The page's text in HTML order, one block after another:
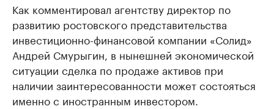
Как комментировал агентству директор по
развитию ростовского представительства
инвестиционно-финансовой компании «Солид»
Андрей Смурыгин, в нынешней экономической
ситуации сделка по продаже активов при
наличии заинтересованности может состояться
именно с иностранным инвестором.